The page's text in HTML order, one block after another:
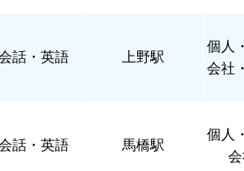
話・英語 上野駅
個人
会社
話・英語 馬橋駅
個人
会